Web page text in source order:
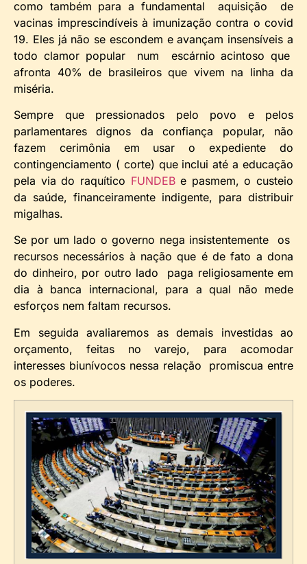
como também para a fundamental aquisição de
vacinas imprescindíveis à imunização contra o covid
19. Eles já não se escondem e avançam insensíveis a
todo clamor popular num escárnio acintoso que
afronta 40% de brasileiros que vivem na linha da
miséria.
Sempre que pressionados pelo povo e pelos
parlamentares dignos da confiança popular, não
fazem cerimônia em usar o expediente do
contingenciamento ( corte) que inclui até a educação
pela via do raquítico FUNDEBe pasmem, o custeio
da saúde, financeiramente indigente, para distribuir
migalhas.
Se por um lado o governo nega insistentemente os
recursos necessários à nação que é de fato a dona
do dinheiro, por outro lado paga religiosamente em
dia à banca internacional, para a qual não mede
esforços nem faltam recursos.
Em seguida avaliaremos as demais investidas ao
orçamento, feitas no varejo, para acomodar
interesses biunívocos nessa relação promiscua entre
os poderes.